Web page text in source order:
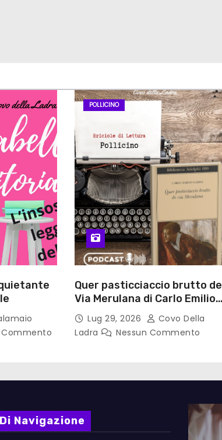
Commento
POLLICINO
Quer pasticciaccio brutto de
Via Merulana di Carlo Emilio
Gadda – Pollicino. Briciole di
lettura
Lug 29, 2026
Covo Della
Ladra
Nessun Commento
Navigazione